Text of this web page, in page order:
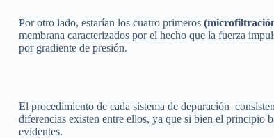
Por otro lado, estarían los cuatro primeros
membrana caracterizados por el hecho que la fuerza
por gradiente de presión.
El procedimiento de cada sistema de depuración
diferencias existen entre ellos, ya que si bien el principio
evidentes.